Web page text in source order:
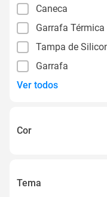
Caneca
Garrafa Térmica
Tampa de
Garrafa
Ver todos
Cor
Tema